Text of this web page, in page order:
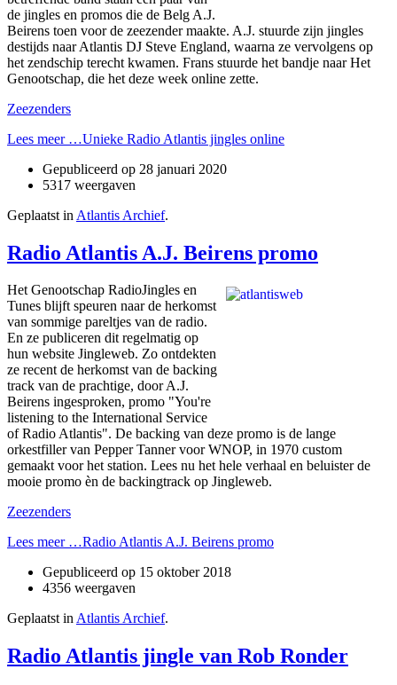
de jingles en promos die de Belg A.J.
Beirens toen voor de zeezender maakte. A.J. stuurde zijn jingles
destijds naar Atlantis DJ Steve England, waarna ze vervolgens op
het zendschip terecht kwamen. Frans stuurde het bandje naar Het
Genootschap, die het deze week online zette.
Zeezenders
Lees meer …Unieke Radio Atlantis jingles online
Gepubliceerd op 28 januari 2020
5317 weergaven
Geplaatst in Atlantis Archief.
Radio Atlantis A.J. Beirens promo
Het Genootschap RadioJingles en
Tunes blijft speuren naar de herkomst
van sommige pareltjes van de radio.
En ze publiceren dit regelmatig op
hun website Jingleweb. Zo ontdekten
ze recent de herkomst van de backing
track van de prachtige, door A.J.
Beirens ingesproken, promo "You're
listening to the International Service
of Radio Atlantis". De backing van deze promo is de lange
orkestfiller van Pepper Tanner voor WNOP, in 1970 custom
gemaakt voor het station. Lees nu het hele verhaal en beluister de
mooie promo èn de backingtrack op Jingleweb.
Zeezenders
Lees meer …Radio Atlantis A.J. Beirens promo
Gepubliceerd op 15 oktober 2018
4356 weergaven
Geplaatst inAtlantis Archief.
Radio Atlantis jingle van Rob Ronder